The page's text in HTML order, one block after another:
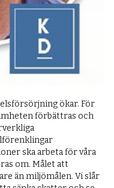
ökar. För
förbättras och
ska arbeta för våra
om. Målet att
än miljömålen. Vi slår